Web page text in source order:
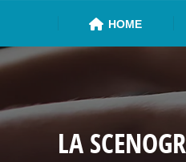
HOME
LA